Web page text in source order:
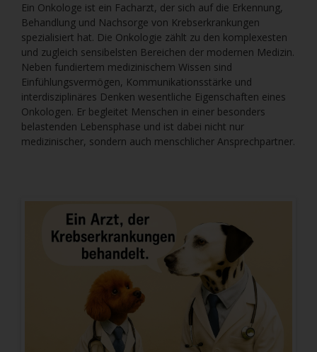
Ein Onkologe ist ein Facharzt, der sich auf die Erkennung,
Behandlung und Nachsorge von Krebserkrankungen
spezialisiert hat. Die Onkologie zählt zu den komplexesten
und zugleich sensibelsten Bereichen der modernen Medizin.
Neben fundiertem medizinischem Wissen sind
Einfühlungsvermögen, Kommunikationsstärke und
interdisziplinäres Denken wesentliche Eigenschaften eines
Onkologen. Er begleitet Menschen in einer besonders
belastenden Lebensphase und ist dabei nicht nur
medizinischer, sondern auch menschlicher Ansprechpartner.